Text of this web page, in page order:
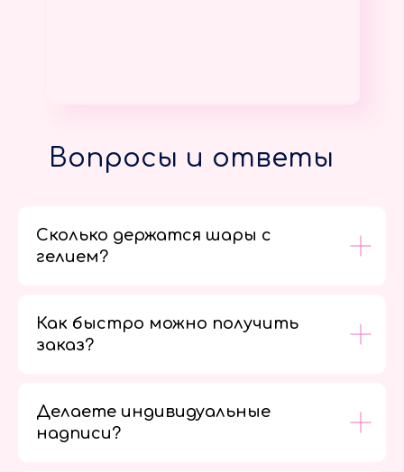
Вопросы и ответы
Сколько держатся шары с
гелием?
Как быстро можно получить
заказ?
Делаете индивидуальные
надписи?